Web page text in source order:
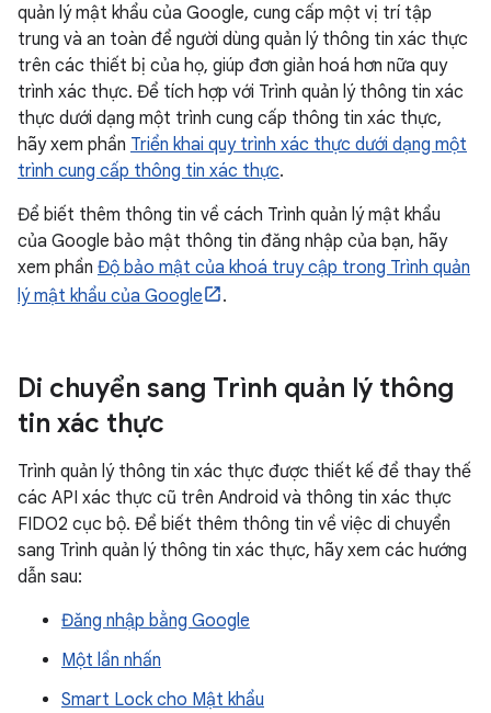
quản lý mật khẩu của Google, cung cấp một vị trí tập
trung và an toàn để người dùng quản lý thông tin xác thực
trên các thiết bị của họ, giúp đơn giản hoá hơn nữa quy
trình xác thực. Để tích hợp với Trình quản lý thông tin xác
thực dưới dạng một trình cung cấp thông tin xác thực,
hãy xem phần Triển khai quy trình xác thực dưới dạng một
trình cung cấp thông tin xác thực.
Để biết thêm thông tin về cách Trình quản lý mật khẩu
của Google bảo mật thông tin đăng nhập của bạn, hãy
xem phần Độ bảo mật của khoá truy cập trong Trình quản
lý mật khẩu của Google
.
Di chuyển sang Trình quản lý thông
tin xác thực
Trình quản lý thông tin xác thực được thiết kế để thay thế
các API xác thực cũ trên Android và thông tin xác thực
FIDO2 cục bộ. Để biết thêm thông tin về việc di chuyển
sang Trình quản lý thông tin xác thực, hãy xem các hướng
dẫn sau:
Đăng nhập bằng Google
Một lần nhấn
Smart Lock cho Mật khẩu